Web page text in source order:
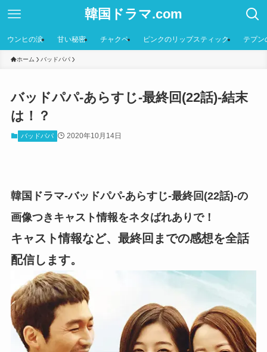
韓国ドラマ.com
ウンヒの涙 甘い秘密 チャクペ ピンクのリップスティック テプン
ホーム バッドパパ
バッドパパ-あらすじ-最終回(22話)-結末
は！？
バッドパパ 2020年10月14日
韓国ドラマ-バッドパパ-あらすじ-最終回(22話)-の
画像つきキャスト情報をネタばれありで！
キャスト情報など、最終回までの感想を全話
配信します。